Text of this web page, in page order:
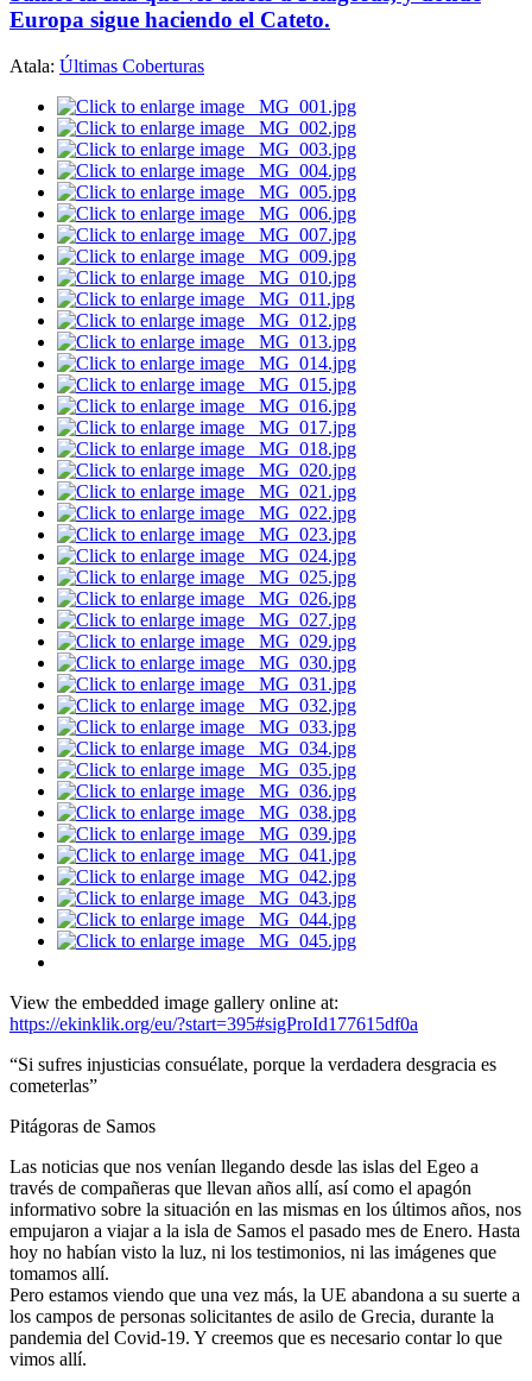
Europa sigue haciendo el Cateto.
Atala: Últimas Coberturas
View the embedded image gallery online at:
https://ekinklik.org/eu/?start=395#sigProId177615df0a
“Si sufres injusticias consuélate, porque la verdadera desgracia es
cometerlas”
Pitágoras de Samos
Las noticias que nos venían llegando desde las islas del Egeo a
través de compañeras que llevan años allí, así como el apagón
informativo sobre la situación en las mismas en los últimos años, nos
empujaron a viajar a la isla de Samos el pasado mes de Enero. Hasta
hoy no habían visto la luz, ni los testimonios, ni las imágenes que
tomamos allí.
Pero estamos viendo que una vez más, la UE abandona a su suerte a
los campos de personas solicitantes de asilo de Grecia, durante la
pandemia del Covid-19. Y creemos que es necesario contar lo que
vimos allí.